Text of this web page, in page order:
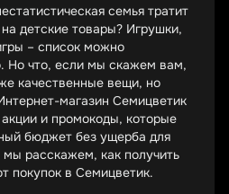
семья тратит
детские товары? Игрушки,
– список можно
Но что, если мы скажем вам,
качественные вещи, но
магазин Семицветик
и промокоды, которые
бюджет без ущерба для
мы расскажем, как получить
покупок в Семицветик.